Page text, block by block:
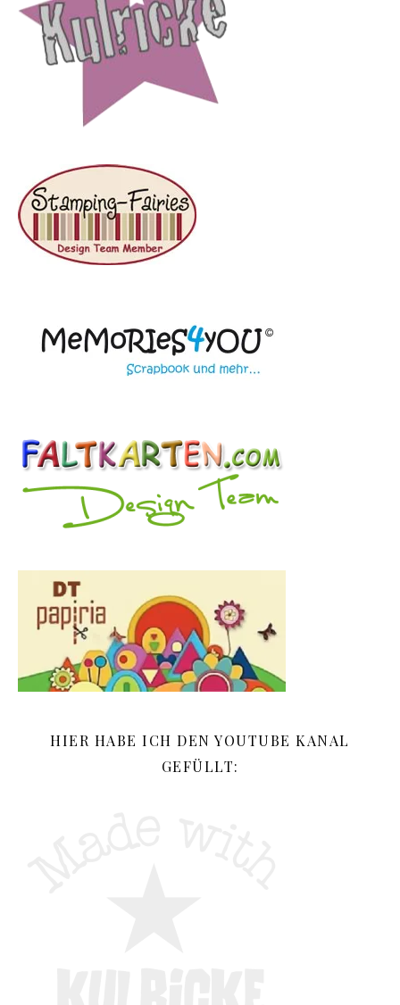
HIER HABE ICH DEN YOUTUBE KANAL
GEFÜLLT: